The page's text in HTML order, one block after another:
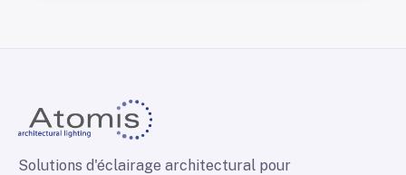
Solutions d'éclairage architectural pour